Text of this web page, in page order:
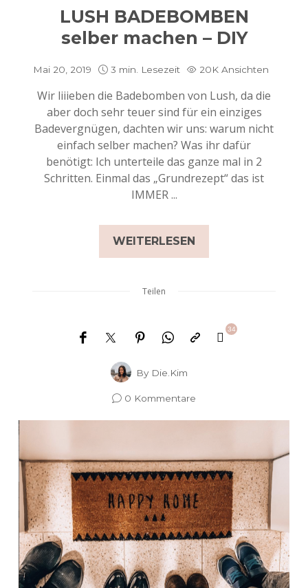
LUSH BADEBOMBEN
selber machen – DIY
Mai 20, 2019 3 min. Lesezeit 20K Ansichten
Wir liiieben die Badebomben von Lush, da die
aber doch sehr teuer sind für ein einziges
Badevergnügen, dachten wir uns: warum nicht
einfach selber machen? Was ihr dafür
benötigt: Ich unterteile das ganze mal in 2
Schritten. Einmal das „Grundrezept“ das ist
IMMER ...
WEITERLESEN
Teilen
By Die.Kim
34
0 Kommentare